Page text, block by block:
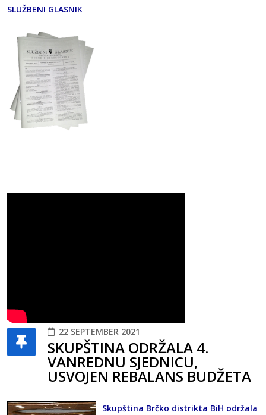
SLUŽBENI GLASNIK
22 SEPTEMBER 2021
SKUPŠTINA ODRŽALA 4.
VANREDNU SJEDNICU,
USVOJEN REBALANS BUDŽETA
Skupština Brčko distrikta BiH održala